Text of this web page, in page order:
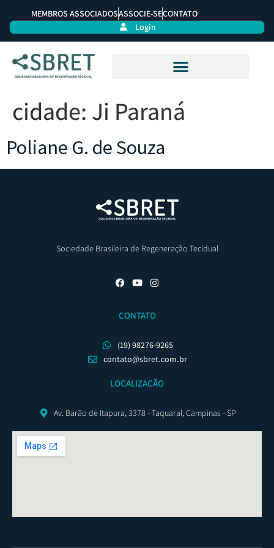
MEMBROS ASSOCIADOSASSOCIE-SECONTATO
Login
cidade: Ji Paraná
Poliane G. de Souza
Sociedade Brasileira de Regeneração Tecidual
CONTATO
(19) 98276-9265
contato@sbret.com.br
LOCALIZAÇÃO
Av. Barão de Itapura, 3378 - Taquaral, Campinas - SP